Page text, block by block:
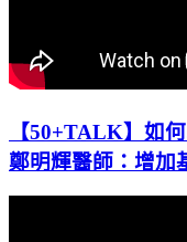
【50+TALK】如
鄭明輝醫師：增加